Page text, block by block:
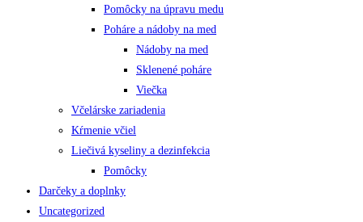
Pomôcky na úpravu medu
Poháre a nádoby na med
Nádoby na med
Sklenené poháre
Viečka
Včelárske zariadenia
Kŕmenie včiel
Liečivá kyseliny a dezinfekcia
Pomôcky
Darčeky a doplnky
Uncategorized